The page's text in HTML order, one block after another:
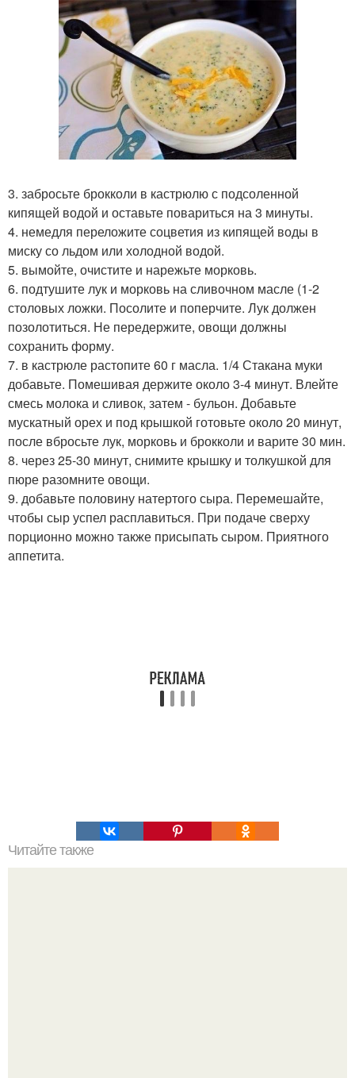
3. забросьте брокколи в кастрюлю с подсоленной
кипящей водой и оставьте повариться на 3 минуты.
4. немедля переложите соцветия из кипящей воды в
миску со льдом или холодной водой.
5. вымойте, очистите и нарежьте морковь.
6. подтушите лук и морковь на сливочном масле (1-2
столовых ложки. Посолите и поперчите. Лук должен
позолотиться. Не передержите, овощи должны
сохранить форму.
7. в кастрюле растопите 60 г масла. 1/4 Стакана муки
добавьте. Помешивая держите около 3-4 минут. Влейте
смесь молока и сливок, затем - бульон. Добавьте
мускатный орех и под крышкой готовьте около 20 минут,
после вбросьте лук, морковь и брокколи и варите 30 мин.
8. через 25-30 минут, снимите крышку и толкушкой для
пюре разомните овощи.
9. добавьте половину натертого сыра. Перемешайте,
чтобы сыр успел расплавиться. При подаче сверху
порционно можно также присыпать сыром. Приятного
аппетита.
Читайте также